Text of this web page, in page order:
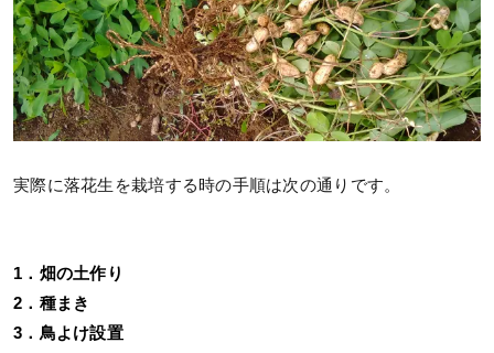
実際に落花生を栽培する時の手順は次の通りです。
1．畑の土作り
2．種まき
3．鳥よけ設置